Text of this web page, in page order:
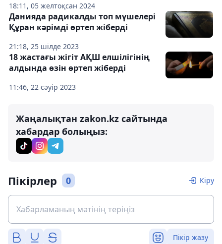
18:11, 05 желтоқсан 2024
21:18, 25 шілде 2023
Данияда радикалды топ мүшелері
Құран кәрімді өртеп жіберді
11:46, 22 сәуір 2023
18 жастағы жігіт АҚШ елшілігінің
алдында өзін өртеп жіберді
Жаңалықтан zakon.kz сайтында
хабардар болыңыз:
Пікірлер 0 Кіру
Пікір жазу